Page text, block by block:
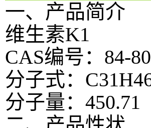
一、产品简介
维生素K1
CAS编号：84-
分子式：
分子量：450.71